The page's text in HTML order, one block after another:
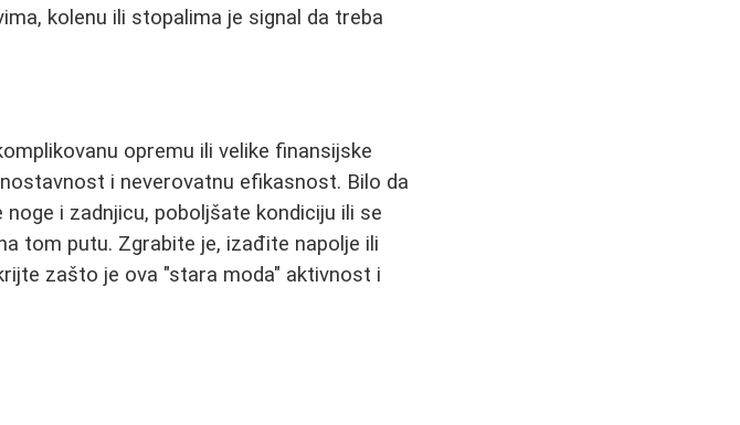
kolenu ili stopalima je signal da treba
opremu ili velike finansijske
i neverovatnu efikasnost. Bilo da
i zadnjicu, poboljšate kondiciju ili se
tom putu. Zgrabite je, izađite napolje ili
zašto je ova "stara moda" aktivnost i